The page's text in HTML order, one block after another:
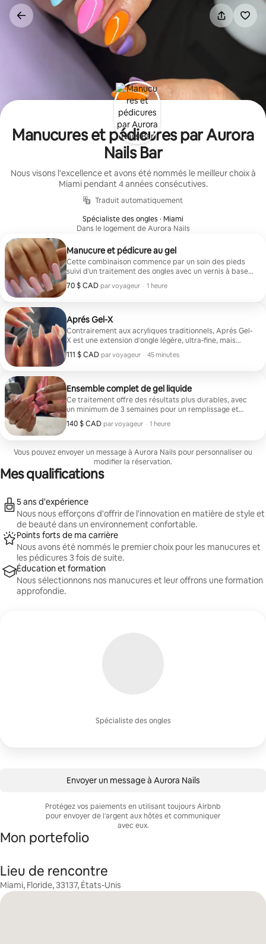
Aller
directement
Manucures et pédicures par Aurora
Nails Bar
Nous visons l'excellence et avons été nommés le meilleur choix à
Miami pendant 4 années consécutives.
Traduit automatiquement
Spécialiste des ongles · Miami
Dans le logement de Aurora Nails
Manucure et pédicure au gel
Cette combinaison commence par un soin des pieds
suivi d'un traitement des ongles avec un vernis à base
de gel et une lumière UV ou DEL pour le faire durcir.
70 $ CAD par voyageur
70 $ CAD par voyageur
, · 1 heure
Aprés Gel-X
Contrairement aux acryliques traditionnels, Aprés Gel-
X est une extension d'ongle légère, ultra-fine, mais
durable conçue pour allonger l'apparence des ongles
naturels.
111 $ CAD par voyageur
111 $ CAD par voyageur
, · 45 minutes
Ensemble complet de gel liquide
Ce traitement offre des résultats plus durables, avec
un minimum de 3 semaines pour un remplissage et
4 semaines pour un nouveau jeu.
140 $ CAD par voyageur
140 $ CAD par voyageur
, · 1 heure
Vous pouvez envoyer un message à Aurora Nails pour personnaliser ou
modifier la réservation.
Mes qualifications
Spécialiste des ongles
5 ans d'expérience
Nous nous efforçons d'offrir de l'innovation en matière de style et
de beauté dans un environnement confortable.
Points forts de ma carrière
Nous avons été nommés le premier choix pour les manucures et
les pédicures 3 fois de suite.
Éducation et formation
Nous sélectionnons nos manucures et leur offrons une formation
approfondie.
Envoyer un message à Aurora Nails
Protégez vos paiements en utilisant toujours Airbnb
pour envoyer de l'argent aux hôtes et communiquer
avec eux.
Mon portefolio
Lieu de rencontre
Miami, Floride, 33137, États-Unis